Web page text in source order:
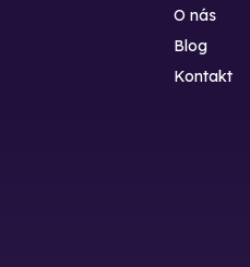
O nás
Blog
Kontakt